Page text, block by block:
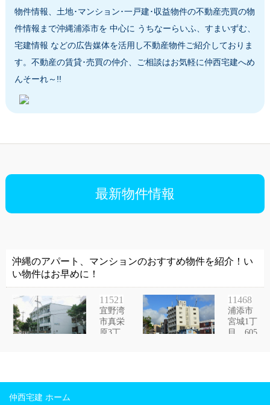
物件情報、土地･マンション･一戸建･収益物件の不動産売買の物
件情報まで沖縄浦添市を 中心に うちなーらいふ、すまいずむ、
宅建情報 などの広告媒体を活用し不動産物件ご紹介しておりま
す。不動産の賃貸･売買の仲介、ご相談はお気軽に仲西宅建へめ
んそーれ～!!
最新物件情報
仲西宅建 ホーム